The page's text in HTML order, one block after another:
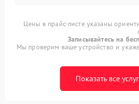
Цены в прайс-листе указаны
Записывайтесь на
Мы проверим ваше устройство и
Показать все